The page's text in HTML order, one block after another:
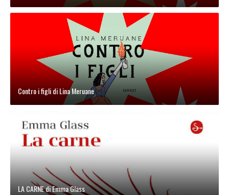
Contro i figli di Lina Meruane
LA CARNE di Emma Glass